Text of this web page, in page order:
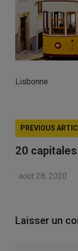
Lisbonne
PREVIOUS
20
· août 28, 2020
Laisser un